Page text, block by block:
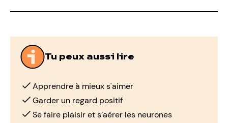
Tu peux aussi lire
Apprendre à mieux s'aimer
Garder un regard positif
Se faire plaisir et s’aérer les neurones